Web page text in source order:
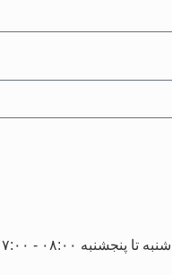
شنبه تا پنجشنبه ۰۸:۰۰ - ۱۷:۰۰